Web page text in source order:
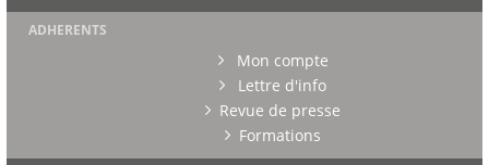
ADHERENTS
Mon compte
Lettre d'info
Revue de presse
Formations